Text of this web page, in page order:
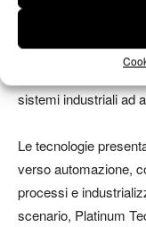
industriale di
Il messaggio emerso
sistemi industriali ad
Le tecnologie
verso automazione,
processi e
scenario, Platinum